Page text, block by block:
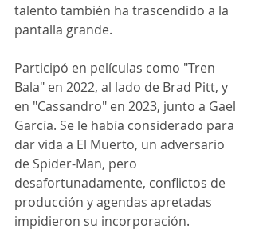
talento también ha trascendido a la
pantalla grande.
Participó en películas como "Tren
Bala" en 2022, al lado de Brad Pitt, y
en "Cassandro" en 2023, junto a Gael
García. Se le había considerado para
dar vida a El Muerto, un adversario
de Spider-Man, pero
desafortunadamente, conflictos de
producción y agendas apretadas
impidieron su incorporación.